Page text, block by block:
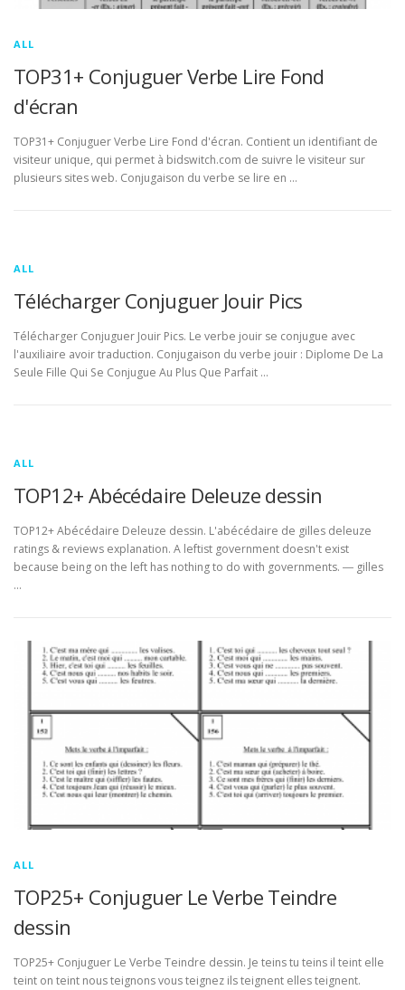
ALL
TOP31+ Conjuguer Verbe Lire Fond
d'écran
TOP31+ Conjuguer Verbe Lire Fond d'écran. Contient un identifiant de
visiteur unique, qui permet à bidswitch.com de suivre le visiteur sur
plusieurs sites web. Conjugaison du verbe se lire en …
ALL
Télécharger Conjuguer Jouir Pics
Télécharger Conjuguer Jouir Pics. Le verbe jouir se conjugue avec
l'auxiliaire avoir traduction. Conjugaison du verbe jouir : Diplome De La
Seule Fille Qui Se Conjugue Au Plus Que Parfait …
ALL
TOP12+ Abécédaire Deleuze dessin
TOP12+ Abécédaire Deleuze dessin. L'abécédaire de gilles deleuze
ratings & reviews explanation. A leftist government doesn't exist
because being on the left has nothing to do with governments. ― gilles
…
ALL
TOP25+ Conjuguer Le Verbe Teindre
dessin
TOP25+ Conjuguer Le Verbe Teindre dessin. Je teins tu teins il teint elle
teint on teint nous teignons vous teignez ils teignent elles teignent.